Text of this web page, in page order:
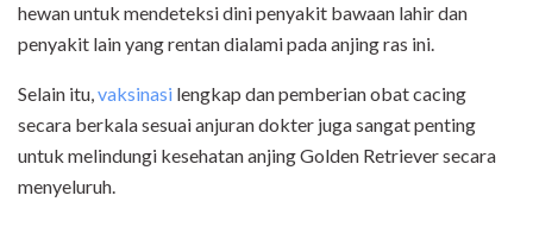
hewan untuk mendeteksi dini penyakit bawaan lahir dan
penyakit lain yang rentan dialami pada anjing ras ini.
Selain itu,vaksinasi lengkap dan pemberian obat cacing
secara berkala sesuai anjuran dokter juga sangat penting
untuk melindungi kesehatan anjing Golden Retriever secara
menyeluruh.